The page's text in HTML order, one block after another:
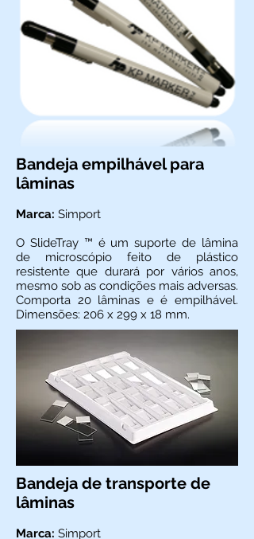
Bandeja empilhável para
lâminas
Marca: Simport
O SlideTray ™ é um suporte de lâmina
de microscó­pio feito de plástico
resistente que durará por vários anos,
mesmo sob as condições mais adversas.
Com­porta 20 lâminas e é empilhável.
Dimensões: 206 x 299 x 18 mm.
Bandeja de transporte de
lâminas
Marca: Simport